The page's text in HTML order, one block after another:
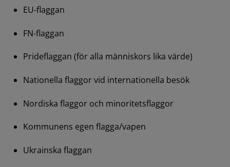
EU-flaggan
FN-flaggan
Prideflaggan (för alla människors lika värde)
Nationella flaggor vid internationella besök
Nordiska flaggor och minoritetsflaggor
Kommunens egen flagga/vapen
Ukrainska flaggan